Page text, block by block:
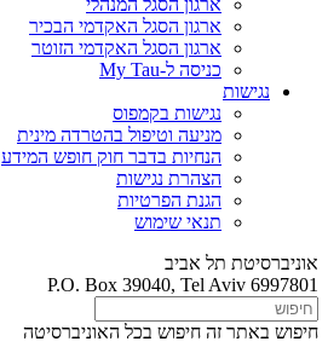
ארגון הסגל האקדמי הבכיר
ארגון הסגל האקדמי הזוטר
כניסה ל-My Tau
נגישות
נגישות בקמפוס
מניעה וטיפול בהטרדה מינית
הנחיות בדבר חוק חופש המידע
הצהרת נגישות
הגנת הפרטיות
תנאי שימוש
אוניברסיטת תל אביב
P.O. Box 39040, Tel Aviv 6997801
חיפוש באתר זה חיפוש בכל האוניברסיטה